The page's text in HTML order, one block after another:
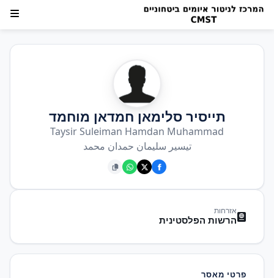
תייסיר סלימאן חמדאן מוחמד
Taysir Suleiman Hamdan Muhammad
تيسير سليمان حمدان محمد
אזרחות
הרשות הפלסטינית
פרטי מאסר